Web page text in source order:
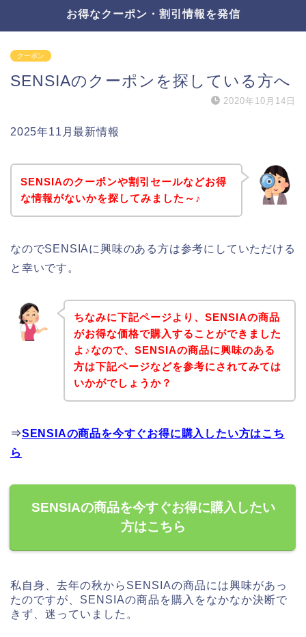
お得なクーポン・割引情報を発信
クーポン
SENSIAのクーポンを探している方へ
2020年10月14日
2025年11月最新情報
SENSIAのクーポンや割引セールなどお得
な情報がないかを探してみました～♪
なのでSENSIAに興味のある方は参考にしていただける
と幸いです。
ちなみに下記ページより、SENSIAの商品
がお得な価格で購入することができました
よ♪なので、SENSIAの商品に興味のある
方は下記ページなどを参考にされてみては
いかがでしょうか？
⇒SENSIAの商品を今すぐお得に購入したい方はこち
ら
SENSIAの商品を今すぐお得に購入したい
方はこちら
私自身、去年の秋からSENSIAの商品には興味があっ
たのですが、SENSIAの商品を購入をなかなか決断で
きず、迷っていました。